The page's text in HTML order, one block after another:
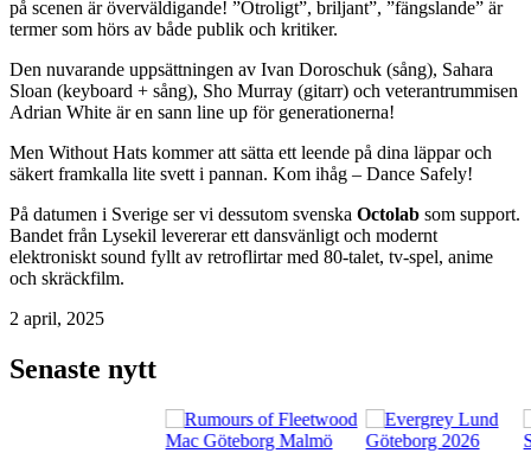
på scenen är överväldigande! ”Otroligt”, briljant”, ”fängslande” är
termer som hörs av både publik och kritiker.
Den nuvarande uppsättningen av Ivan Doroschuk (sång), Sahara
Sloan (keyboard + sång), Sho Murray (gitarr) och veterantrummisen
Adrian White är en sann line up för generationerna!
Men Without Hats kommer att sätta ett leende på dina läppar och
säkert framkalla lite svett i pannan. Kom ihåg – Dance Safely!
På datumen i Sverige ser vi dessutom svenska Octolab som support.
Bandet från Lysekil levererar ett dansvänligt och modernt
elektroniskt sound fyllt av retroflirtar med 80-talet, tv-spel, anime
och skräckfilm.
2 april, 2025
Senaste nytt